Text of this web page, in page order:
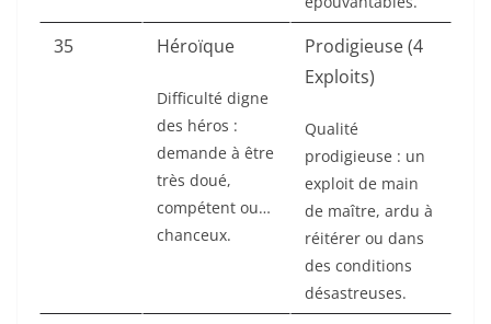
35 Héroïque
Difficulté digne
des héros :
demande à être
très doué,
compétent ou…
chanceux.
Prodigieuse (4
Exploits)
Qualité
prodigieuse : un
exploit de main
de maître, ardu à
réitérer ou dans
des conditions
désastreuses.